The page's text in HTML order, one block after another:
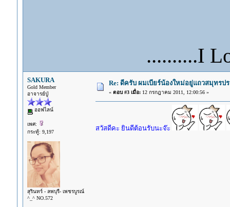
..........I
SAKURA
Gold Member
อาจารย์ปู่
ออฟไลน์
เพศ:
กระทู้: 9,197
สุรินทร์ - ลพบุรี- เพชรบูรณ์
^_^ NO.572
Re: ดีครับ ผมเบียร์น้องใหม่อยู่แถวสมุทร
« ตอบ #3 เมื่อ:12 กรกฎาคม 2011, 12:00:56 »
สวัสดีคะ ยินดีต้อนรับนะจ๊ะ